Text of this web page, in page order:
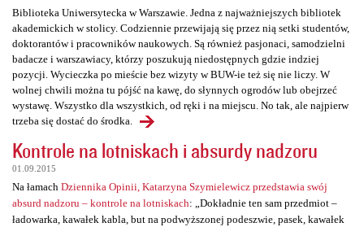
Biblioteka Uniwersytecka w Warszawie. Jedna z najważniejszych bibliotek
akademickich w stolicy. Codziennie przewijają się przez nią setki studentów,
doktorantów i pracowników naukowych. Są również pasjonaci, samodzielni
badacze i warszawiacy, którzy poszukują niedostępnych gdzie indziej
pozycji. Wycieczka po mieście bez wizyty w BUW-ie też się nie liczy. W
wolnej chwili można tu pójść na kawę, do słynnych ogrodów lub obejrzeć
wystawę. Wszystko dla wszystkich, od ręki i na miejscu. No tak, ale najpierw
trzeba się dostać do środka.
Kontrole na lotniskach i absurdy nadzoru
01.09.2015
Na łamach Dziennika Opinii, Katarzyna Szymielewicz przedstawia swój
absurd nadzoru – kontrole na lotniskach: „Dokładnie ten sam przedmiot –
ładowarka, kawałek kabla, but na podwyższonej podeszwie, pasek, kawałek